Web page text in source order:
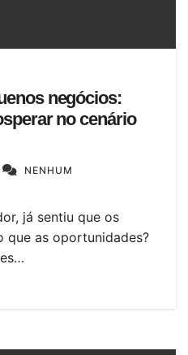
negócios:
no cenário
NENHUM
já sentiu que os
que as oportunidades?